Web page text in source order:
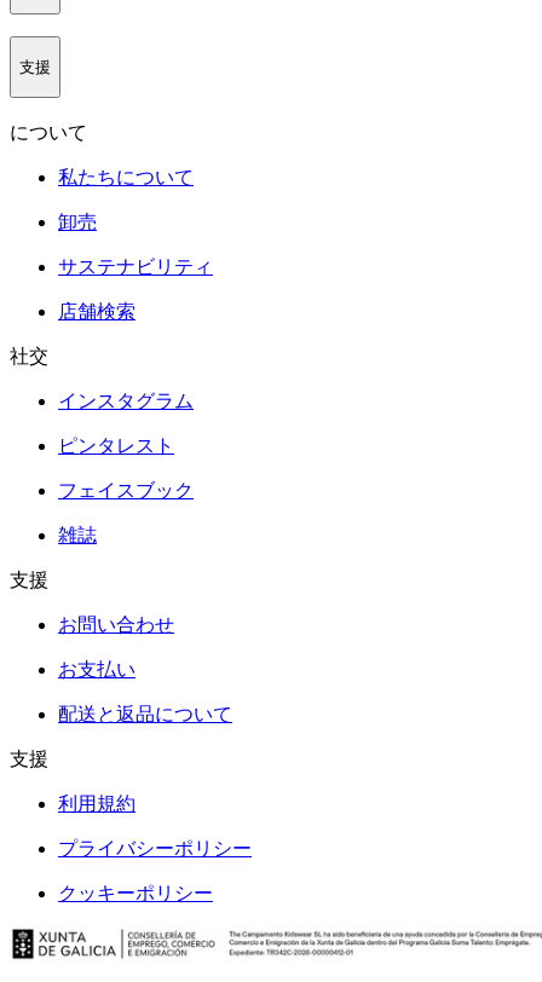
支援
について
私たちについて
卸売
サステナビリティ
店舗検索
社交
インスタグラム
ピンタレスト
フェイスブック
雑誌
支援
お問い合わせ
お支払い
配送と返品について
支援
利用規約
プライバシーポリシー
クッキーポリシー